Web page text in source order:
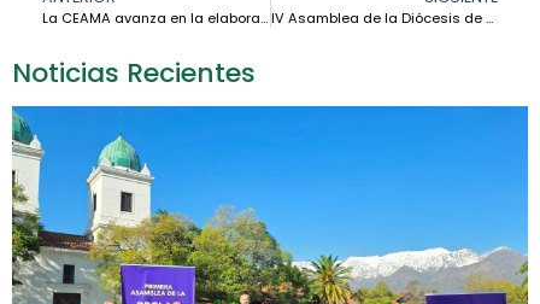
Noticias Recientes
La CEAMA avanza en la elaboración de sus Horizontes Apostólicos Sinodales IV Asamblea de la Diócesis de Alto Solimões: nuevos caminos para la misión